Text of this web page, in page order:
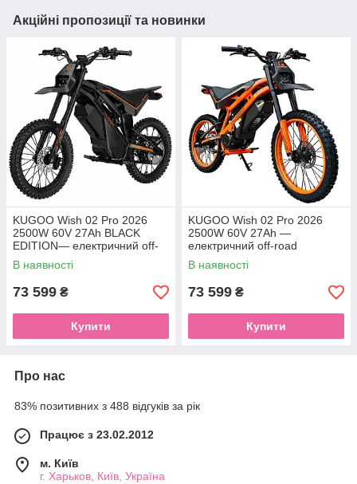
Акційні пропозиції та новинки
KUGOO Wish 02 Pro 2026
2500W 60V 27Ah BLACK
EDITION— електричний off-
road велосипед, колеса
19"/17"
В наявності
73 599 ₴
Купити
KUGOO Wish 02 Pro 2026
2500W 60V 27Ah —
електричний off-road
велосипед, колеса 19"/17",
оранжевий колір
В наявності
73 599 ₴
Купити
Про нас
83% позитивних з 488 відгуків за рік
Працює з 23.02.2012
м. Київ
г. Харьков, Київ, Україна